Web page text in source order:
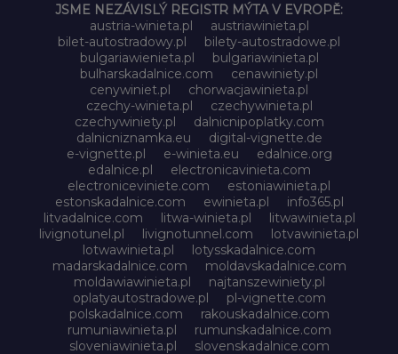
JSME NEZÁVISLÝ REGISTR MÝTA V EVROPĚ:
austria-winieta.pl
austriawinieta.pl
bilet-autostradowy.pl
bilety-autostradowe.pl
bulgariawienieta.pl
bulgariawinieta.pl
bulharskadalnice.com
cenawiniety.pl
cenywiniet.pl
chorwacjawinieta.pl
czechy-winieta.pl
czechywinieta.pl
czechywiniety.pl
dalnicnipoplatky.com
dalnicniznamka.eu
digital-vignette.de
e-vignette.pl
e-winieta.eu
edalnice.org
edalnice.pl
electronicavinieta.com
electroniceviniete.com
estoniawinieta.pl
estonskadalnice.com
ewinieta.pl
info365.pl
litvadalnice.com
litwa-winieta.pl
litwawinieta.pl
livignotunel.pl
livignotunnel.com
lotvawinieta.pl
lotwawinieta.pl
lotysskadalnice.com
madarskadalnice.com
moldavskadalnice.com
moldawiawinieta.pl
najtanszewiniety.pl
oplatyautostradowe.pl
pl-vignette.com
polskadalnice.com
rakouskadalnice.com
rumuniawinieta.pl
rumunskadalnice.com
sloveniawinieta.pl
slovenskadalnice.com